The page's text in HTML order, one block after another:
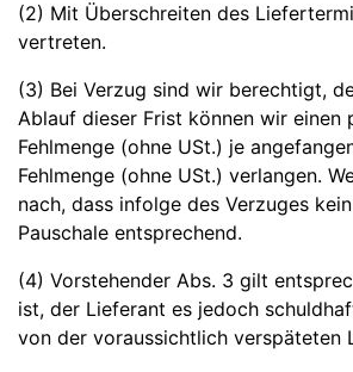
(2) Mit Überschreiten des
vertreten.
(3) Bei Verzug sind wir berechtigt,
Ablauf dieser Frist können wir einen
Fehlmenge (ohne USt.) je
Fehlmenge (ohne USt.) verlangen.
nach, dass infolge des Verzuges
Pauschale entsprechend.
(4) Vorstehender Abs. 3 gilt
ist, der Lieferant es jedoch
von der voraussichtlich verspäteten